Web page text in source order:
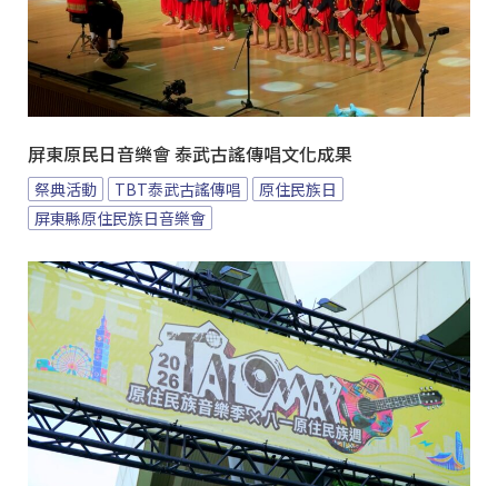
屏東原民日音樂會 泰武古謠傳唱文化成果
祭典活動 TBT泰武古謠傳唱
原住民族日
屏東縣原住民族日音樂會